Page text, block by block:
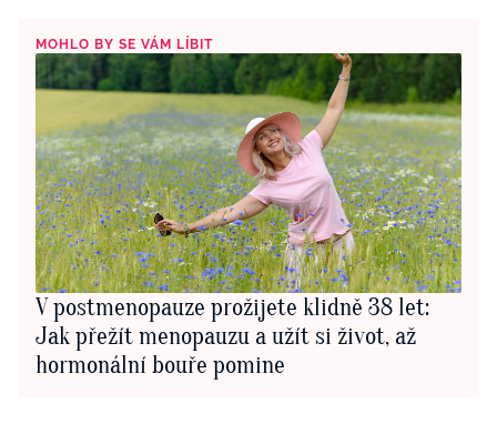
MOHLO BY SE VÁM LÍBIT
V postmenopauze prožijete klidně 38 let:
Jak přežít menopauzu a užít si život, až
hormonální bouře pomine